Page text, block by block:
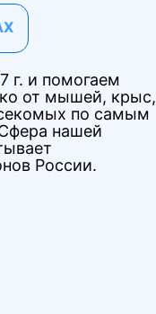
г. и помогаем
от мышей, крыс,
по самым
нашей
России.